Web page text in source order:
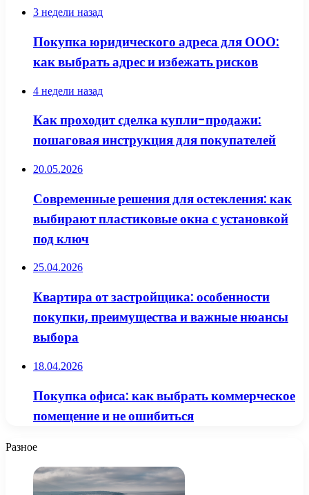
3 недели назад
Покупка юридического адреса для ООО:
как выбрать адрес и избежать рисков
4 недели назад
Как проходит сделка купли-продажи:
пошаговая инструкция для покупателей
20.05.2026
Современные решения для остекления: как
выбирают пластиковые окна с установкой
под ключ
25.04.2026
Квартира от застройщика: особенности
покупки, преимущества и важные нюансы
выбора
18.04.2026
Покупка офиса: как выбрать коммерческое
помещение и не ошибиться
Разное